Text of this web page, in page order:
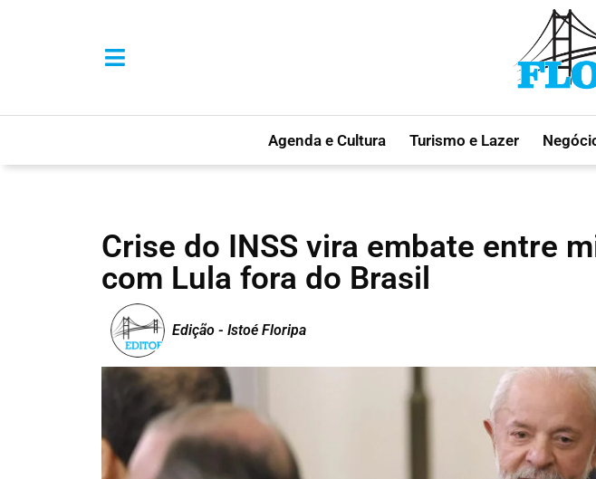
Agenda e Cultura Turismo e Lazer
Crise do INSS vira embate entre
com Lula fora do Brasil
Edição - Istoé Floripa